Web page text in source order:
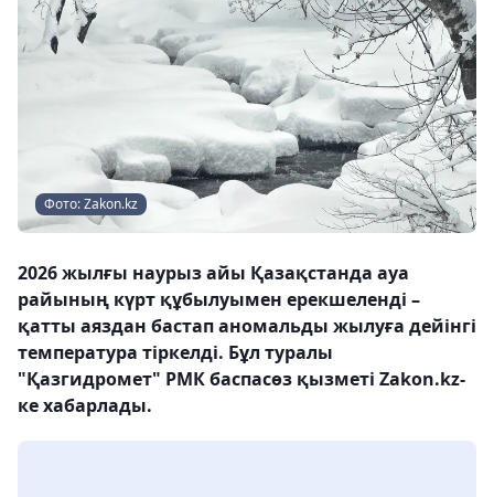
Фото: Zakon.kz
2026 жылғы наурыз айы Қазақстанда ауа
райының күрт құбылуымен ерекшеленді –
қатты аяздан бастап аномальды жылуға дейінгі
температура тіркелді. Бұл туралы
"Қазгидромет" РМК баспасөз қызметі Zakon.kz-
ке хабарлады.